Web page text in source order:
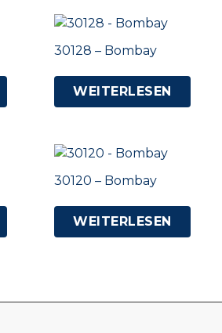
30128 – Bombay
WEITERLESEN
30120 – Bombay
WEITERLESEN